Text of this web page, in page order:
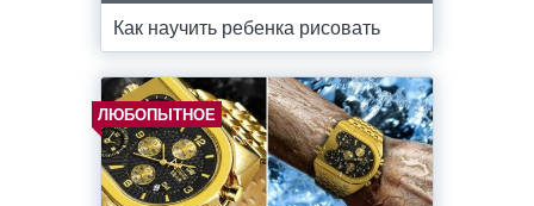
Как научить ребенка рисовать
ЛЮБОПЫТНОЕ